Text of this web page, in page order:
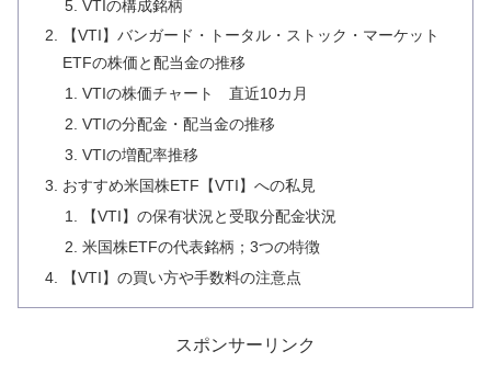
VTIの構成銘柄
【VTI】バンガード・トータル・ストック・マーケット
ETFの株価と配当金の推移
VTIの株価チャート 直近10カ月
VTIの分配金・配当金の推移
VTIの増配率推移
おすすめ米国株ETF【VTI】への私見
【VTI】の保有状況と受取分配金状況
米国株ETFの代表銘柄；3つの特徴
【VTI】の買い方や手数料の注意点
スポンサーリンク